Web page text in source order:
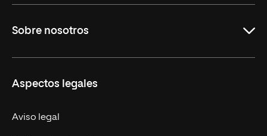
Maestrías
Sobre nosotros
Trabaja en UNIR
Actualidad
Aspectos legales
Aviso legal